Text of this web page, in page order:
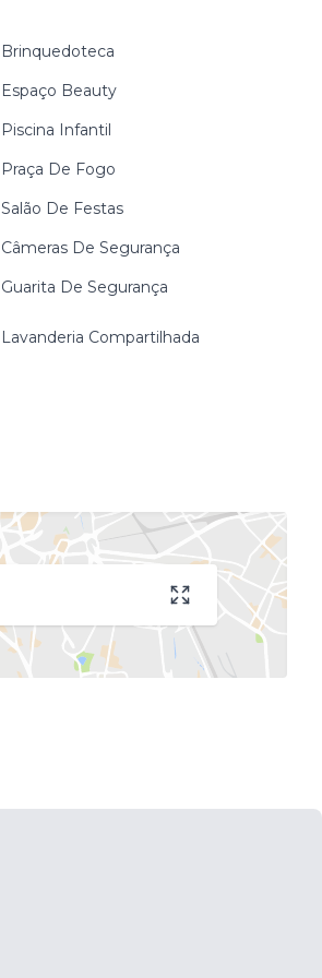
Brinquedoteca
Espaço Beauty
Piscina Infantil
Praça De Fogo
Salão De Festas
Câmeras De Segurança
Guarita De Segurança
Lavanderia Compartilhada